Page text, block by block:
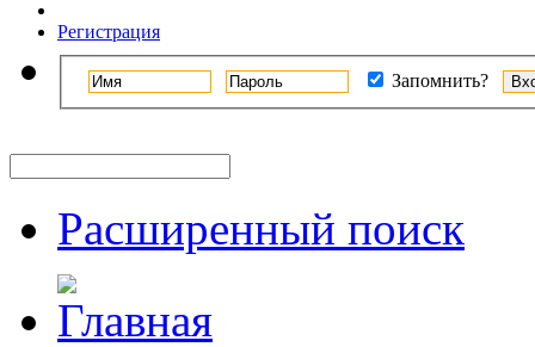
Регистрация
Запомнить?
Расширенный поиск